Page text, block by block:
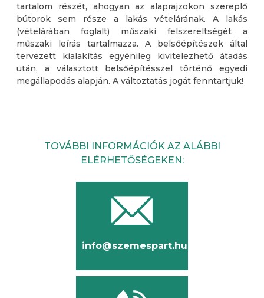
tartalom részét, ahogyan az alaprajzokon szereplő
bútorok sem része a lakás vételárának. A lakás
(vételárában foglalt) műszaki felszereltségét a
műszaki leírás tartalmazza. A belsőépítészek által
tervezett kialakítás egyénileg kivitelezhető átadás
után, a választott belsőépítésszel történő egyedi
megállapodás alapján. A változtatás jogát fenntartjuk!
TOVÁBBI INFORMÁCIÓK AZ ALÁBBI
ELÉRHETŐSÉGEKEN:
info@szemespart.hu